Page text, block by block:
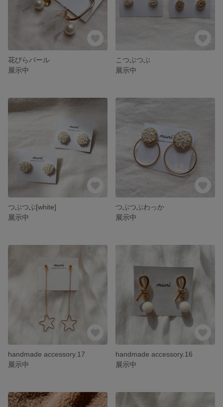
花びらパール
展示中
こつぶつぶ
展示中
つぶつぶ[white]
展示中
つぶつぶわっか
展示中
handmade accessory.17
展示中
handmade accessory.16
展示中